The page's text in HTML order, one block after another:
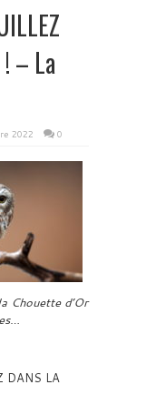
– La
2022 0
Chouette d’Or
DANS LA